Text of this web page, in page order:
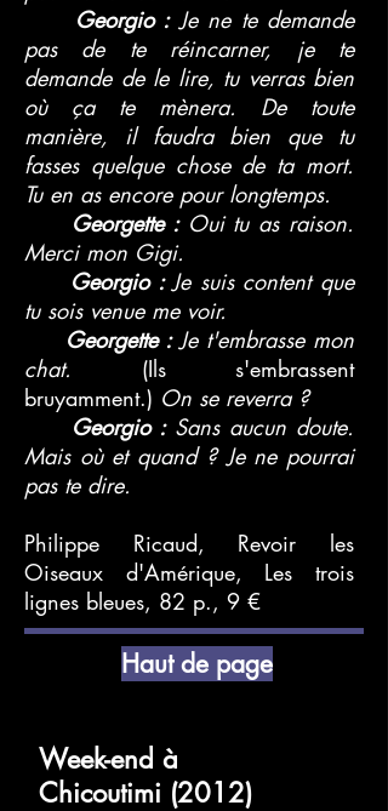
Georgio :Je ne te demande
pas de te réincarner, je te
demande de le lire, tu verras bien
où ça te mènera. De toute
manière, il faudra bien que tu
fasses quelque chose de ta mort.
Tu en as encore pour longtemps.
Georgette : Oui tu as raison.
Merci mon Gigi.
Georgio :Je suis content que
tu sois venue me voir.
Georgette :Je t'embrasse mon
chat. (Ils s'embrassent
bruyamment.) On se reverra ?
Georgio : Sans aucun doute.
Mais où et quand ? Je ne pourrai
pas te dire.
Philippe Ricaud, Revoir les
Oiseaux d'Amérique, Les trois
lignes bleues, 82 p., 9 €
Haut de page
Week-end à
Chicoutimi (2012)